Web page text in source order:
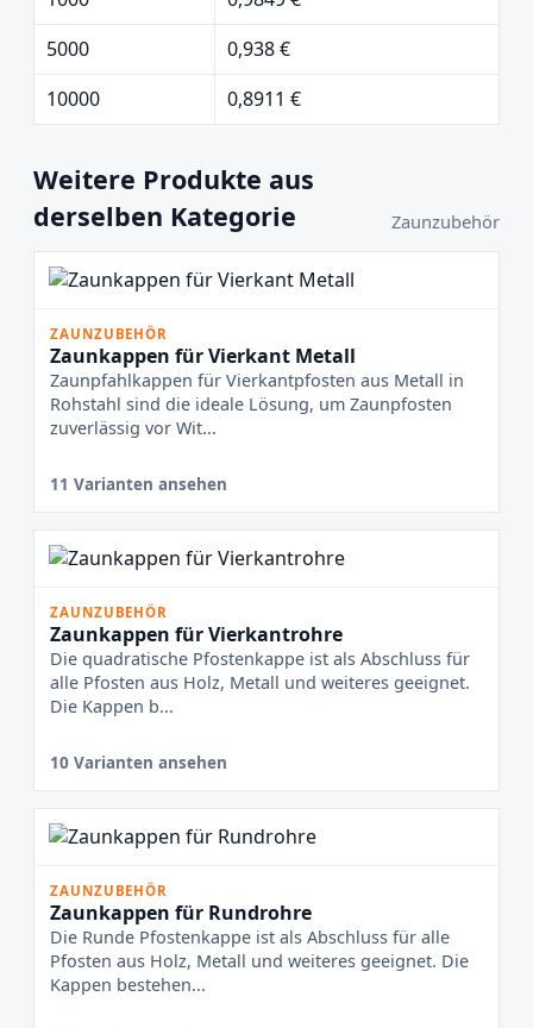
5000
0,938 €
10000
0,8911 €
Weitere Produkte aus
derselben Kategorie
Zaunzubehör
ZAUNZUBEHÖR
Zaunkappen für Vierkant Metall
Zaunpfahlkappen für Vierkantpfosten aus Metall in
Rohstahl sind die ideale Lösung, um Zaunpfosten
zuverlässig vor Wit...
11 Varianten ansehen
ZAUNZUBEHÖR
Zaunkappen für Vierkantrohre
Die quadratische Pfostenkappe ist als Abschluss für
alle Pfosten aus Holz, Metall und weiteres geeignet.
Die Kappen b...
10 Varianten ansehen
ZAUNZUBEHÖR
Zaunkappen für Rundrohre
Die Runde Pfostenkappe ist als Abschluss für alle
Pfosten aus Holz, Metall und weiteres geeignet. Die
Kappen bestehen...